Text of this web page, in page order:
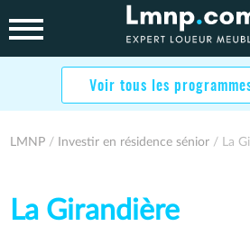
to
content
Voir tous les
La Girandière
LMNP / Investir en résidence sénior / La